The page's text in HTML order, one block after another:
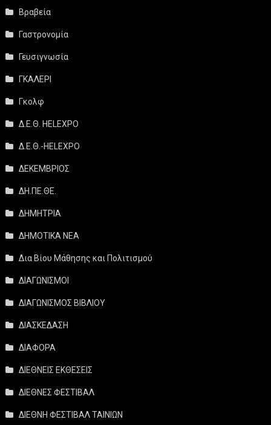
Βραβεία
Γαστρονομία
Γευσιγνωσία
ΓΚΑΛΕΡΙ
Γκολφ
Δ.Ε.Θ. HELEXPO
Δ.Ε.Θ.-HELEXPO
ΔΕΚΕΜΒΡΙΟΣ
ΔΗ.ΠΕ.ΘΕ.
ΔΗΜΗΤΡΙΑ
ΔΗΜΟΤΙΚΑ ΝΕΑ
Δια Βίου Μάθησης και Πολιτισμού
ΔΙΑΓΩΝΙΣΜΟΙ
ΔΙΑΓΩΝΙΣΜΟΣ ΒΙΒΛΙΟΥ
ΔΙΑΣΚΕΔΑΣΗ
ΔΙΑΦΟΡΑ
ΔΙΕΘΝΕΙΣ ΕΚΘΕΣΕΙΣ
ΔΙΕΘΝΕΣ ΦΕΣΤΙΒΑΛ
ΔΙΕΘΝΗ ΦΕΣΤΙΒΑΛ ΤΑΙΝΙΩΝ